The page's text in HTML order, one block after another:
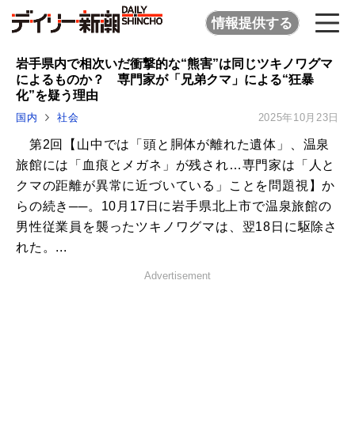
情報提供する
岩手県内で相次いだ衝撃的な“熊害”は同じツキノワグマ
によるものか？ 専門家が「兄弟クマ」による“狂暴
化”を疑う理由
国内 社会 2025年10月23日
第2回【山中では「頭と胴体が離れた遺体」、温泉
旅館には「血痕とメガネ」が残され…専門家は「人と
クマの距離が異常に近づいている」ことを問題視】か
らの続き──。10月17日に岩手県北上市で温泉旅館の
男性従業員を襲ったツキノワグマは、翌18日に駆除さ
れた。...
Advertisement